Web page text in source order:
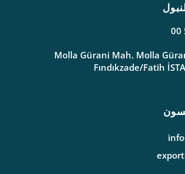
Molla Gürani Mah. Molla
Fındıkzade/Fatih